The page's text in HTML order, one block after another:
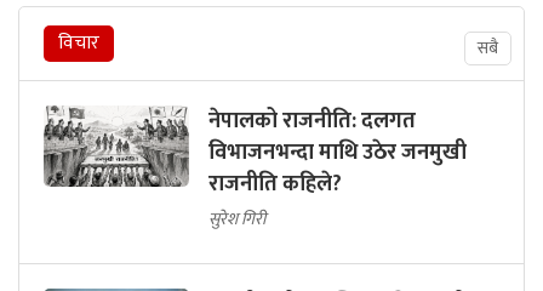
विचार सबै
नेपालको राजनीति: दलगत
विभाजनभन्दा माथि उठेर जनमुखी
राजनीति कहिले?
सुरेश गिरी